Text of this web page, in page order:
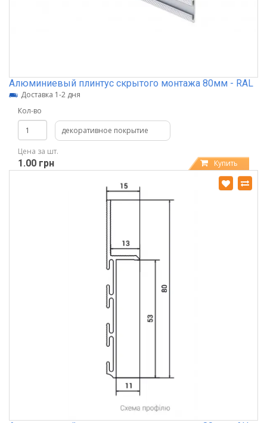
Алюминиевый плинтус скрытого монтажа 80мм - RAL
Доставка 1-2 дня
Кол-во
декоративное покрытие
Цена за шт.
1.00 грн Купить